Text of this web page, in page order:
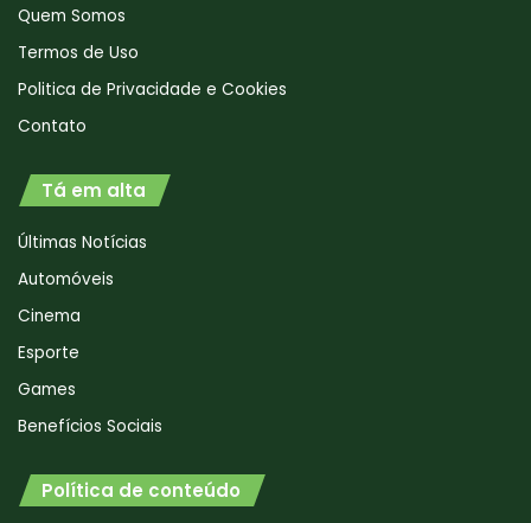
Quem Somos
Termos de Uso
Politica de Privacidade e Cookies
Contato
Tá em alta
Últimas Notícias
Automóveis
Cinema
Esporte
Games
Benefícios Sociais
Política de conteúdo